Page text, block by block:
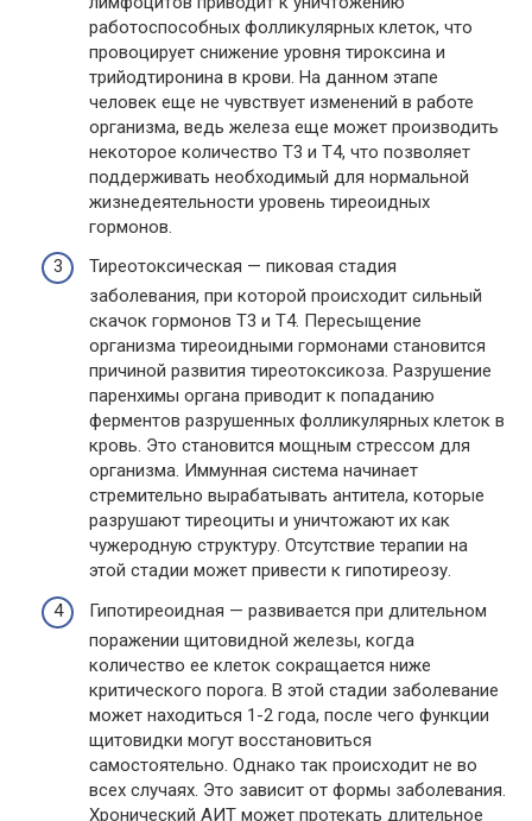
работоспособных фолликулярных клеток, что
провоцирует снижение уровня тироксина и
трийодтиронина в крови. На данном этапе
человек еще не чувствует изменений в работе
организма, ведь железа еще может производить
некоторое количество Т3 и Т4, что позволяет
поддерживать необходимый для нормальной
жизнедеятельности уровень тиреоидных
гормонов.
Тиреотоксическая — пиковая стадия
заболевания, при которой происходит сильный
скачок гормонов Т3 и Т4. Пересыщение
организма тиреоидными гормонами становится
причиной развития тиреотоксикоза. Разрушение
паренхимы органа приводит к попаданию
ферментов разрушенных фолликулярных клеток в
кровь. Это становится мощным стрессом для
организма. Иммунная система начинает
стремительно вырабатывать антитела, которые
разрушают тиреоциты и уничтожают их как
чужеродную структуру. Отсутствие терапии на
этой стадии может привести к гипотиреозу.
Гипотиреоидная — развивается при длительном
поражении щитовидной железы, когда
количество ее клеток сокращается ниже
критического порога. В этой стадии заболевание
может находиться 1-2 года, после чего функции
щитовидки могут восстановиться
самостоятельно. Однако так происходит не во
всех случаях. Это зависит от формы заболевания.
Хронический АИТ может протекать длительное